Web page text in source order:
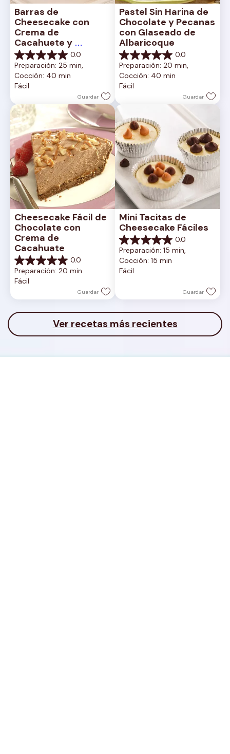
Barras de
Cheesecake con
Crema de
Cacahuete y
Chocolate
0.0
0.0
de
5
estrellas.
Preparación: 25 min,
Cocción: 40 min
Fácil
Guardar
Pastel Sin Harina de
Chocolate y Pecanas
con Glaseado de
Albaricoque
0.0
0.0
de
5
estrellas.
Preparación: 20 min,
Cocción: 40 min
Fácil
Guardar
Cheesecake Fácil de
Chocolate con
Crema de
Cacahuate
0.0
0.0
de
5
Preparación: 20 min
Fácil
Guardar
Mini Tacitas de
Cheesecake Fáciles
0.0
0.0
de
5
estrellas.
Preparación: 15 min,
Cocción: 15 min
Fácil
Guardar
Ver recetas más recientes